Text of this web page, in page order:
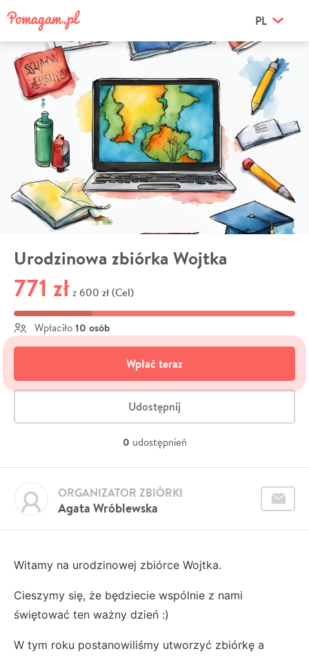
PL
Urodzinowa zbiórka Wojtka
771 zł z 600 zł (Cel)
Wpłaciło 10 osób
Wpłać teraz
Udostępnij
0 udostępnień
Agata Wróblewska
ORGANIZATOR ZBIÓRKI
Witamy na urodzinowej zbiórce Wojtka.
Cieszymy się, że będziecie wspólnie z nami
świętować ten ważny dzień :)
W tym roku postanowiliśmy utworzyć zbiórkę a